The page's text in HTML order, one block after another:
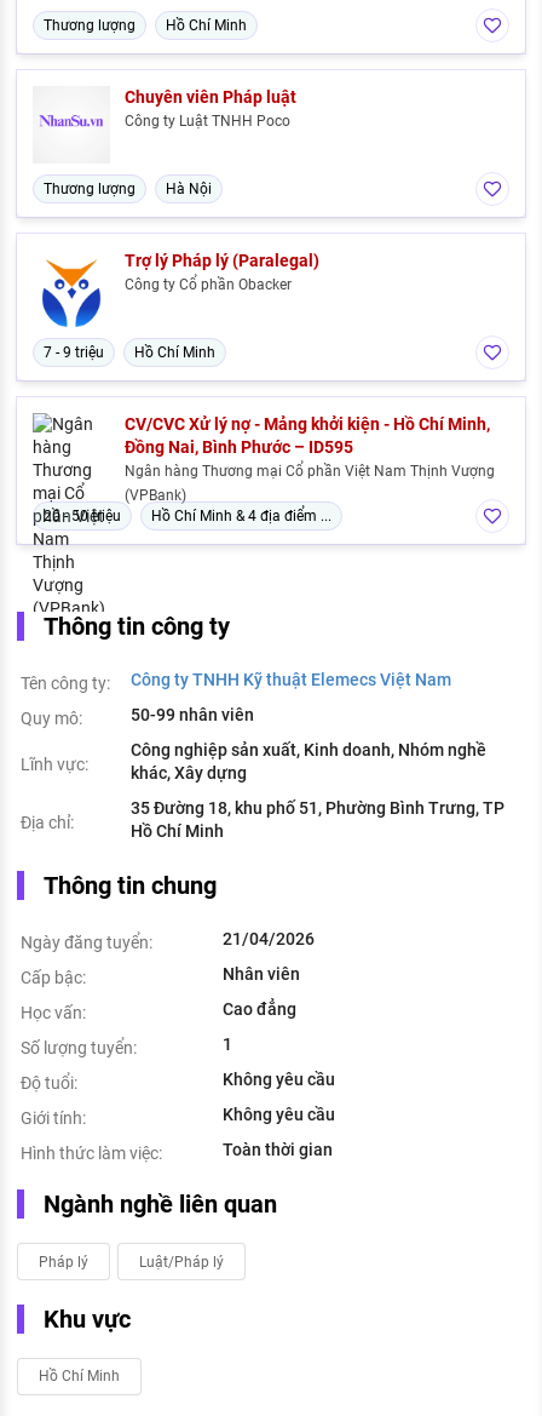
Thương lượng Hồ Chí Minh
Chuyên viên Pháp luật
Công ty Luật TNHH Poco
Thương lượng Hà Nội
Trợ lý Pháp lý (Paralegal)
Công ty Cổ phần Obacker
7 - 9 triệu Hồ Chí Minh
CV/CVC Xử lý nợ - Mảng khởi kiện - Hồ Chí Minh,
Đồng Nai, Bình Phước – ID595
Ngân hàng Thương mại Cổ phần Việt Nam Thịnh Vượng
(VPBank)
20 - 50 triệu
Hồ Chí Minh & 4 địa điểm ...
Thông tin công ty
Tên công ty:
Công ty TNHH Kỹ thuật Elemecs Việt Nam
Quy mô:
50-99 nhân viên
Lĩnh vực:
Công nghiệp sản xuất, Kinh doanh, Nhóm nghề
khác, Xây dựng
Địa chỉ:
35 Đường 18, khu phố 51, Phường Bình Trưng, TP
Hồ Chí Minh
Thông tin chung
Ngày đăng tuyển:
21/04/2026
Cấp bậc:
Nhân viên
Học vấn:
Cao đẳng
Số lượng tuyển:
1
Độ tuổi:
Không yêu cầu
Giới tính:
Không yêu cầu
Hình thức làm việc:
Toàn thời gian
Ngành nghề liên quan
Pháp lý Luật/Pháp lý
Khu vực
Hồ Chí Minh